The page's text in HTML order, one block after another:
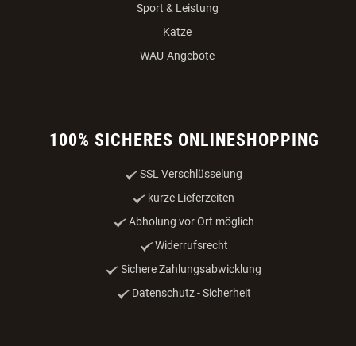
Sport & Leistung
Katze
WAU-Angebote
100% SICHERES ONLINESHOPPING
SSL Verschlüsselung
kurze Lieferzeiten
Abholung vor Ort möglich
Widerrufsrecht
Sichere Zahlungsabwicklung
Datenschutz - Sicherheit